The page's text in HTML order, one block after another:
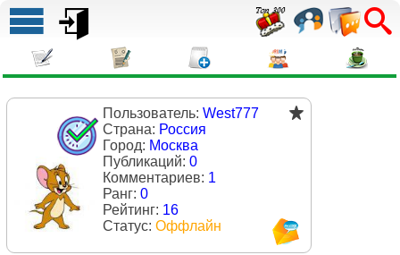
Пользователь: West777
Страна: Россия
Город: Москва
Публикаций: 0
Комментариев: 1
Ранг: 0
Рейтинг: 16
Статус: Оффлайн